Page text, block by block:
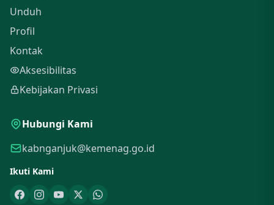
Unduh
Profil
Kontak
Aksesibilitas
Kebijakan Privasi
Hubungi Kami
kabnganjuk@kemenag.go.id
Ikuti Kami